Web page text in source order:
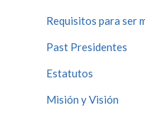
Requisitos para ser
Past Presidentes
Estatutos
Misión y Visión